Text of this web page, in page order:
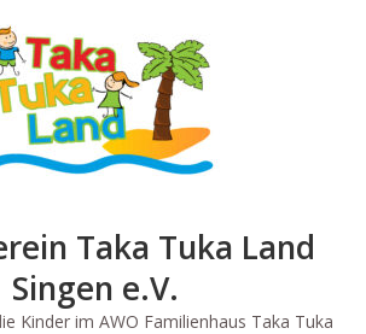
Taka Tuka Land
Singen e.V.
Kinder im AWO Familienhaus Taka Tuka